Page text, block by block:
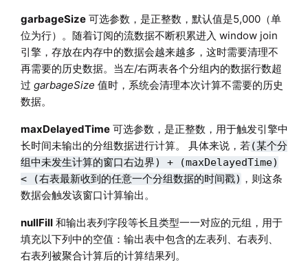
garbageSize可选参数，是正整数，默认值是5,000（单
位为行）。随着订阅的流数据不断积累进入 window join
引擎，存放在内存中的数据会越来越多，这时需要清理不
再需要的历史数据。当左/右两表各个分组内的数据行数超
过 garbageSize 值时，系统会清理本次计算不需要的历史
数据。
maxDelayedTime可选参数，是正整数，用于触发引擎中
长时间未输出的分组数据进行计算。 具体来说，若(某个分
组中未发生计算的窗口右边界) + (maxDelayedTime)
< (右表最新收到的任意一个分组数据的时间戳) ，则这条
数据会触发该窗口计算输出。
nullFill和输出表列字段等长且类型一一对应的元组，用于
填充以下列中的空值：输出表中包含的左表列、右表列、
右表列被聚合计算后的计算结果列。